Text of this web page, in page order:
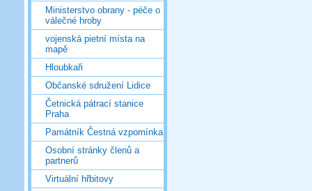
Ministerstvo obrany - péče o
válečné hroby
vojenská pietní místa na
mapě
Hloubkaři
Občanské sdružení Lidice
Četnická pátrací stanice
Praha
Památník Čestná vzpomínka
Osobní stránky členů a
partnerů
Virtuální hřbitovy